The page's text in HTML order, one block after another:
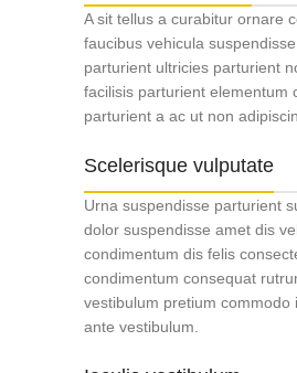
A sit tellus a curabitur ornare
faucibus vehicula
parturient ultricies parturient
facilisis parturient elementum
parturient a ac ut non
Scelerisque vulputate
Urna suspendisse parturient
dolor suspendisse amet dis
condimentum dis felis
condimentum consequat
vestibulum pretium
ante vestibulum.